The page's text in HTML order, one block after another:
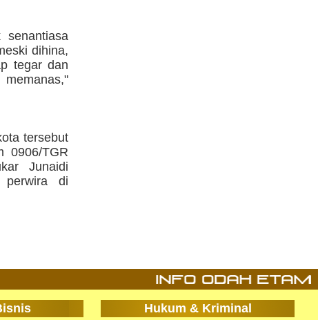
dihina,
tegar dan
tersebut
0906/TGR
Junaidi
perwira di
Hukum & Kriminal